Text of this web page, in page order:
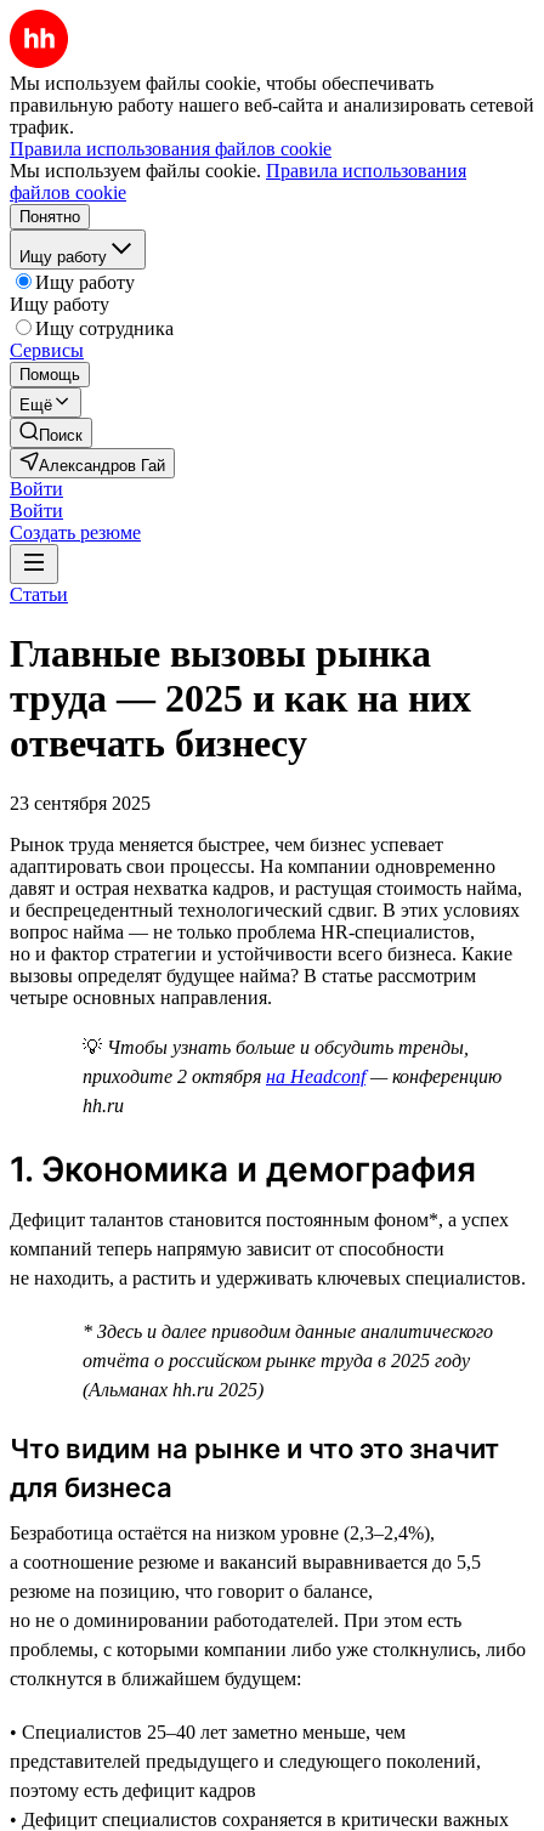
Мы используем файлы cookie, чтобы обеспечивать
правильную работу нашего веб-сайта и анализировать сетевой
трафик.
Правила использования файлов cookie
Мы используем файлы cookie. Правила использования
файлов cookie
Понятно
Ищу работу
Ищу работу
Ищу работу
Ищу сотрудника
Сервисы
Помощь
Ещё
Поиск
Александров Гай
Войти
Войти
Создать резюме
Статьи
Главные вызовы рынка
труда — 2025 и как на них
отвечать бизнесу
23 сентября 2025
Рынок труда меняется быстрее, чем бизнес успевает
адаптировать свои процессы. На компании одновременно
давят и острая нехватка кадров, и растущая стоимость найма,
и беспрецедентный технологический сдвиг. В этих условиях
вопрос найма — не только проблема HR-специалистов,
но и фактор стратегии и устойчивости всего бизнеса. Какие
вызовы определят будущее найма? В статье рассмотрим
четыре основных направления.
💡 Чтобы узнать больше и обсудить тренды,
приходите 2 октября на Headconf— конференцию
hh.ru
1. Экономика и демография
Дефицит талантов становится постоянным фоном*, а успех
компаний теперь напрямую зависит от способности
не находить, а растить и удерживать ключевых специалистов.
* Здесь и далее приводим данные аналитического
отчёта о российском рынке труда в 2025 году
(Альманах hh.ru 2025)
Что видим на рынке и что это значит
для бизнеса
Безработица остаётся на низком уровне (2,3–2,4%),
а соотношение резюме и вакансий выравнивается до 5,5
резюме на позицию, что говорит о балансе,
но не о доминировании работодателей. При этом есть
проблемы, с которыми компании либо уже столкнулись, либо
столкнутся в ближайшем будущем:
• Специалистов 25–40 лет заметно меньше, чем
представителей предыдущего и следующего поколений,
поэтому есть дефицит кадров
• Дефицит специалистов сохраняется в критически важных